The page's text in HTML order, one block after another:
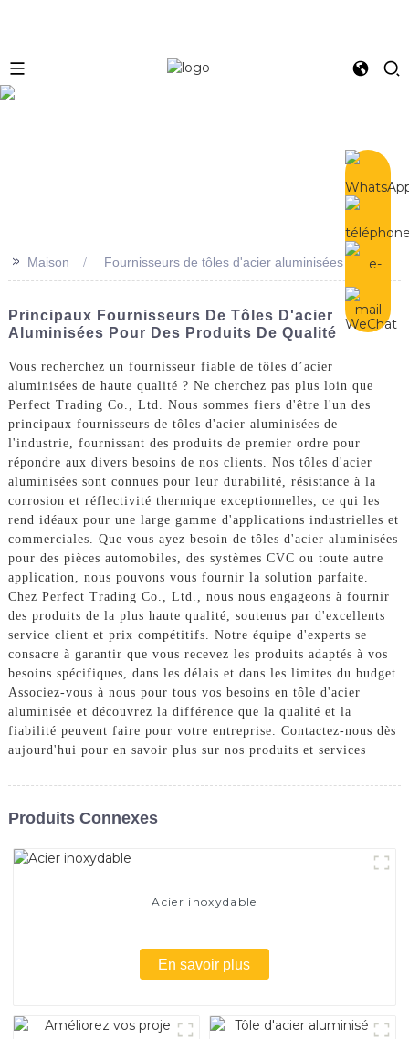
>> Maison Fournisseurs de tôles d'acier aluminisées
Principaux Fournisseurs De Tôles D'acier
Aluminisées Pour Des Produits De Qualité
Vous recherchez un fournisseur fiable de tôles d’acier
aluminisées de haute qualité ? Ne cherchez pas plus loin que
Perfect Trading Co., Ltd. Nous sommes fiers d'être l'un des
principaux fournisseurs de tôles d'acier aluminisées de
l'industrie, fournissant des produits de premier ordre pour
répondre aux divers besoins de nos clients. Nos tôles d'acier
aluminisées sont connues pour leur durabilité, résistance à la
corrosion et réflectivité thermique exceptionnelles, ce qui les
rend idéaux pour une large gamme d'applications industrielles et
commerciales. Que vous ayez besoin de tôles d'acier aluminisées
pour des pièces automobiles, des systèmes CVC ou toute autre
application, nous pouvons vous fournir la solution parfaite.
Chez Perfect Trading Co., Ltd., nous nous engageons à fournir
des produits de la plus haute qualité, soutenus par d'excellents
service client et prix compétitifs. Notre équipe d'experts se
consacre à garantir que vous recevez les produits adaptés à vos
besoins spécifiques, dans les délais et dans les limites du budget.
Associez-vous à nous pour tous vos besoins en tôle d'acier
aluminisée et découvrez la différence que la qualité et la
fiabilité peuvent faire pour votre entreprise. Contactez-nous dès
aujourd'hui pour en savoir plus sur nos produits et services
Produits Connexes
Acier inoxydable
En savoir plus